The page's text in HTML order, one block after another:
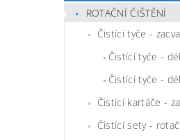
ROTAČNÍ ČIŠTĚNÍ
Čistící tyče -
Čistící tyče -
Čistící tyče -
Čistící kartáče -
Čistící sety -